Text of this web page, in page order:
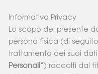
Informativa Privacy
Lo scopo del presente
persona fisica (di seguito
trattamento dei suoi
Personali” ) raccolti dal